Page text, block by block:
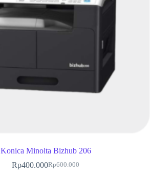
Konica Minolta Bizhub 206
Rp600.000
Rp400.000